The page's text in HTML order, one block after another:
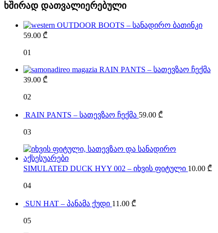
ხშირად დათვალიერებული
OUTDOOR BOOTS – სანადირო ბათინკი
59.00 ₾
01
RAIN PANTS – სათევზაო ჩექმა
39.00 ₾
02
RAIN PANTS – სათევზაო ჩექმა 59.00 ₾
03
SIMULATED DUCK HYY 002 – იხვის ფიტული 10.00 ₾
04
SUN HAT – პანამა ქუდი 11.00 ₾
05